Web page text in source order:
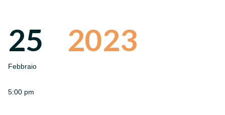
25
Febbraio
2023
5:00 pm